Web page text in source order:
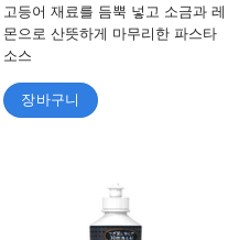
고등어 재료를 듬뿍 넣고 소금과 레
몬으로 산뜻하게 마무리한 파스타
소스
장바구니